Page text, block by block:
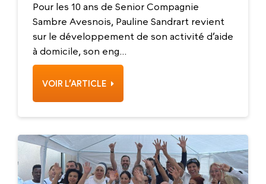
Avesnois
Pour les 10 ans de Senior Compagnie
Sambre Avesnois, Pauline Sandrart revient
sur le développement de son activité d’aide
à domicile, son eng...
VOIR L’ARTICLE